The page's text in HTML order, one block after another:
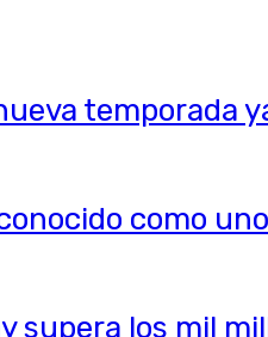
temporada
como
supera los mil